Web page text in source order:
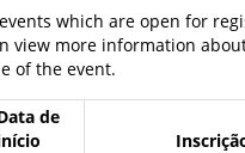
which are open for
view more information
of the event.
de